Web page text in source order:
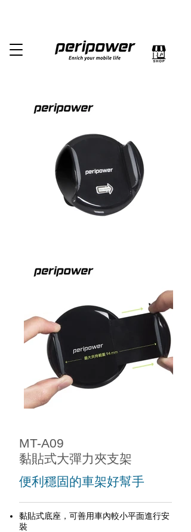
MT-A09​
黏貼式大彈力夾支架
便利穩固的車架好幫手
黏貼式底座，可善用車內較小平面進行安
裝